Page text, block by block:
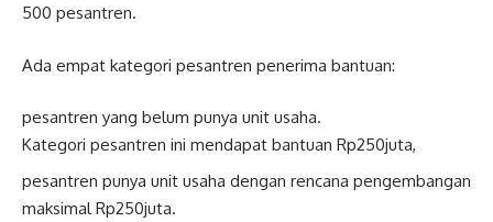
500 pesantren.
Ada empat kategori pesantren penerima bantuan:
pesantren yang belum punya unit usaha.
Kategori pesantren ini mendapat bantuan Rp250juta,
pesantren punya unit usaha dengan rencana pengembangan
maksimal Rp250juta.